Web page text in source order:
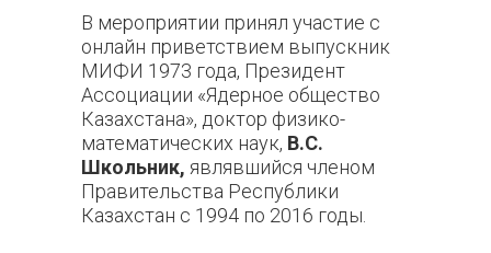
В мероприятии принял участие с
онлайн приветствием выпускник
МИФИ 1973 года, Президент
Ассоциации «Ядерное общество
Казахстана», доктор физико-
математических наук, В.С.
Школьник, являвшийся членом
Правительства Республики
Казахстан с 1994 по 2016 годы.